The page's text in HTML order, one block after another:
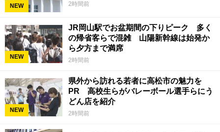
NEW 2時間前
NEW
JR岡山駅でお盆期間の下りピーク 多く
の帰省客らで混雑 山陽新幹線は始発か
ら夕方まで満席
2時間前
NEW
県外から訪れる若者に高松市の魅力を
PR 高校生らがバレーボール選手らにう
どん店を紹介
2時間前